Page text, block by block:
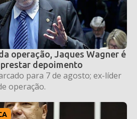
operação, Jaques Wagner é
depoimento
para 7 de agosto; ex-líder
operação.